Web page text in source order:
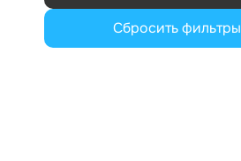
Сбросить фильтры